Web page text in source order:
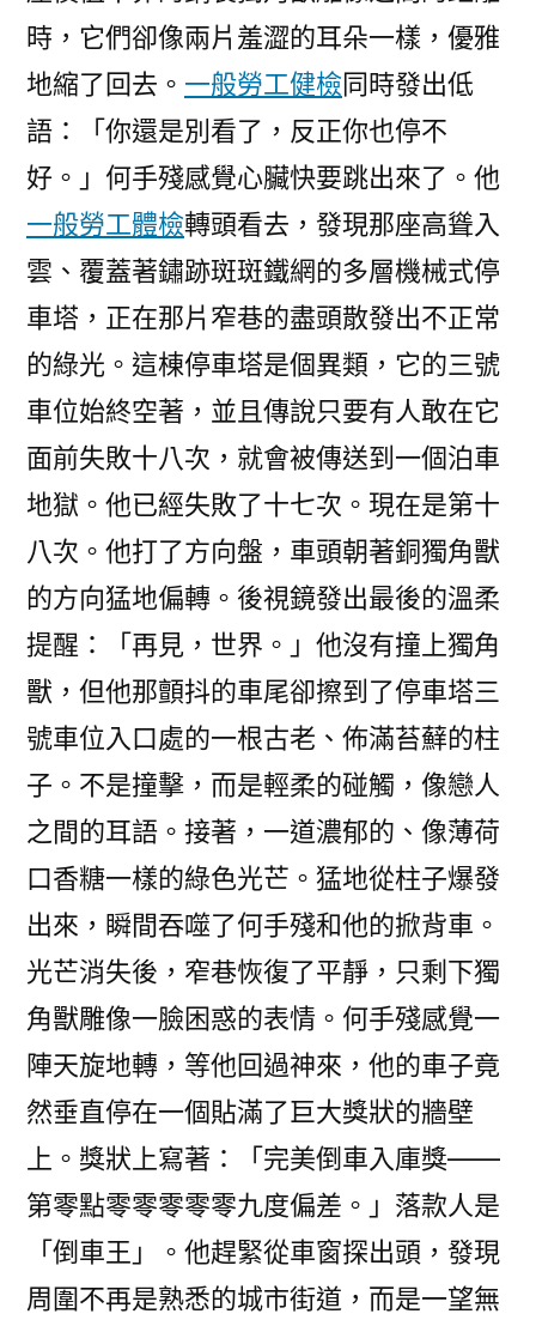
時，它們卻像兩片羞澀的耳朵一樣，優雅
地縮了回去。 一般勞工健檢同時發出低
語：「你還是別看了，反正你也停不
好。」何手殘感覺心臟快要跳出來了。他
一般勞工體檢轉頭看去，發現那座高聳入
雲、覆蓋著鏽跡斑斑鐵網的多層機械式停
車塔，正在那片窄巷的盡頭散發出不正常
的綠光。這棟停車塔是個異類，它的三號
車位始終空著，並且傳說只要有人敢在它
面前失敗十八次，就會被傳送到一個泊車
地獄。他已經失敗了十七次。現在是第十
八次。他打了方向盤，車頭朝著銅獨角獸
的方向猛地偏轉。後視鏡發出最後的溫柔
提醒：「再見，世界。」他沒有撞上獨角
獸，但他那顫抖的車尾卻擦到了停車塔三
號車位入口處的一根古老、佈滿苔蘚的柱
子。不是撞擊，而是輕柔的碰觸，像戀人
之間的耳語。接著，一道濃郁的、像薄荷
口香糖一樣的綠色光芒。猛地從柱子爆發
出來，瞬間吞噬了何手殘和他的掀背車。
光芒消失後，窄巷恢復了平靜，只剩下獨
角獸雕像一臉困惑的表情。何手殘感覺一
陣天旋地轉，等他回過神來，他的車子竟
然垂直停在一個貼滿了巨大獎狀的牆壁
上。獎狀上寫著：「完美倒車入庫獎——
第零點零零零零零九度偏差。」落款人是
「倒車王」。他趕緊從車窗探出頭，發現
周圍不再是熟悉的城市街道，而是一望無